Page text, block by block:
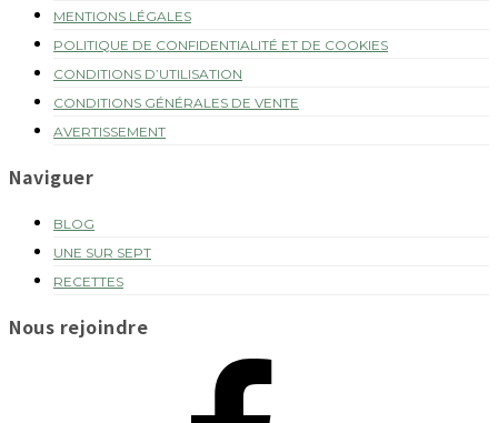
MENTIONS LÉGALES
POLITIQUE DE CONFIDENTIALITÉ ET DE COOKIES
CONDITIONS D’UTILISATION
CONDITIONS GÉNÉRALES DE VENTE
AVERTISSEMENT
Naviguer
BLOG
UNE SUR SEPT
RECETTES
Nous rejoindre